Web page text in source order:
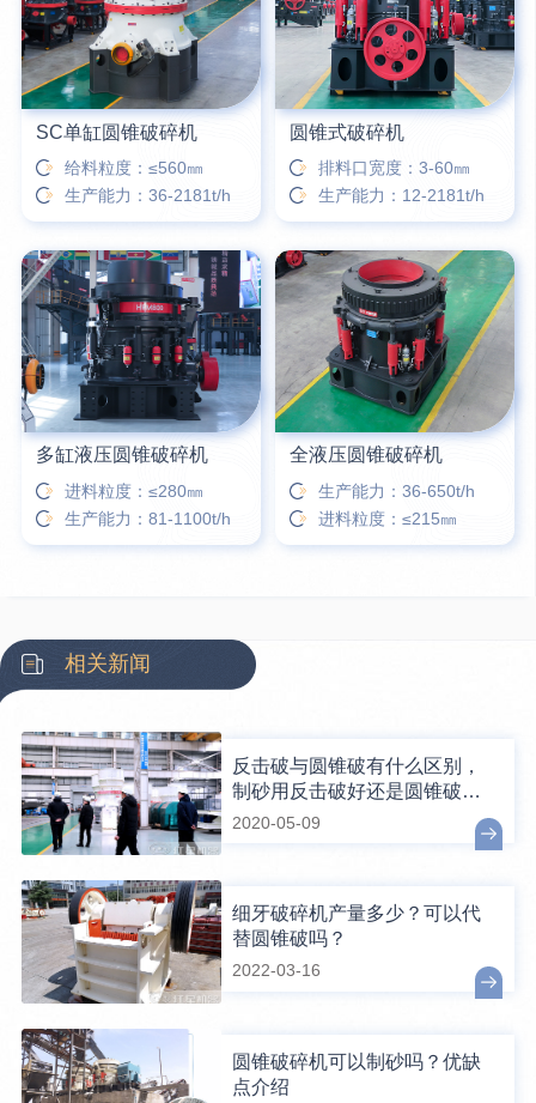
16分钟前 柳先生留言：洗石英砂全套设备有哪些？
SC单缸圆锥破碎机
给料粒度：≤560㎜
生产能力：36-2181t/h
圆锥式破碎机
排料口宽度：3-60㎜
生产能力：12-2181t/h
多缸液压圆锥破碎机
进料粒度：≤280㎜
生产能力：81-1100t/h
全液压圆锥破碎机
生产能力：36-650t/h
进料粒度：≤215㎜
相关新闻
反击破与圆锥破有什么区别，
制砂用反击破好还是圆锥破
好？
2020-05-09
细牙破碎机产量多少？可以代
替圆锥破吗？
2022-03-16
圆锥破碎机可以制砂吗？优缺
点介绍